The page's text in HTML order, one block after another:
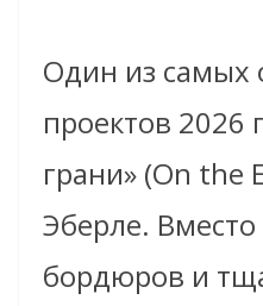
Один из самых
проектов 2026
грани» (On the
Эберле.
бордюров и